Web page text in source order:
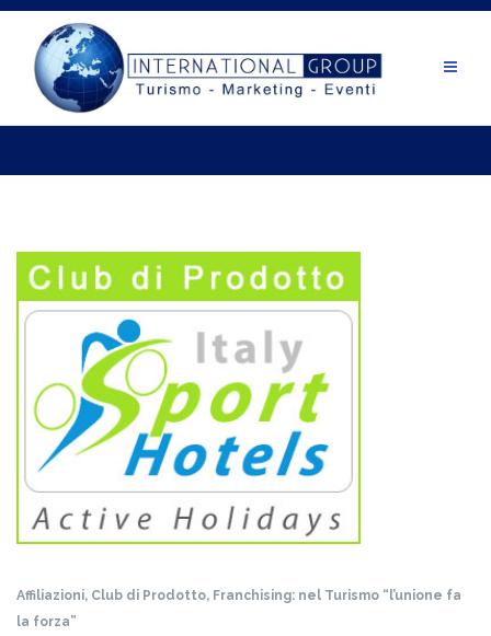
contenuto
Affiliazioni, Club di Prodotto, Franchising: nel Turismo “l’unione fa
la forza”